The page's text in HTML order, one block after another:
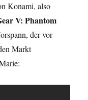
Konami, also
V: Phantom
der vor
Markt